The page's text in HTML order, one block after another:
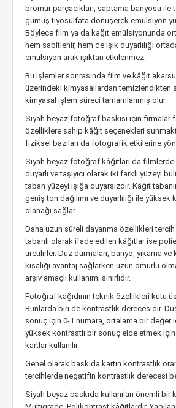
bromür parçacıkları, saptama banyosu ile
gümüş tiyosülfata dönüşerek emülsiyon
Böylece film ya da kağıt emülsiyonunda
hem sabitlenir, hem de ışık duyarlılığı
emülsiyon artık ışıktan etkilenmez.
Bu işlemler sonrasında film ve kâğıt
üzerindeki kimyasallardan temizlendikten
kimyasal işlem süreci tamamlanmış olur.
Siyah beyaz fotoğraf baskısı için firmalar
özelliklere sahip kâğıt seçenekleri
fiziksel bazıları da fotografik etkilerine
Siyah beyaz fotoğraf kâğıtları da filmlerde
duyarlı ve taşıyıcı olarak iki farklı yüzeyi
taban yüzeyi ışığa duyarsızdır. Kâğıt
geniş ton dağılımı ve duyarlılığı ile yüksek
olanağı sağlar.
Daha uzun süreli dayanma özellikleri
tabanlı olarak ifade edilen kâğıtlar ise
üretilirler. Düz durmaları, banyo, yıkama
kısalığı avantaj sağlarken uzun ömürlü
arşiv amaçlı kullanımı sınırlıdır.
Fotoğraf kağıdının teknik özellikleri kutu
Bunlarda biri de kontrastlık derecesidir.
sonuç için 0-1 numara, ortalama bir değer
yüksek kontrastlı bir sonuç elde etmek için
kartlar kullanılır.
Genel olarak baskıda kartın kontrastlık
tercihlerde negatifin kontrastlık derecesi
Siyah beyaz baskıda kullanılan önemli bir